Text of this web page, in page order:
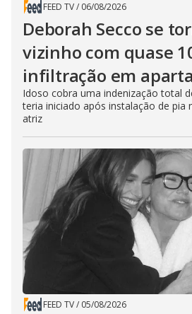
FEED TV/ 06/08/2026
Deborah Secco se
vizinho com quase
infiltração em
Idoso cobra uma indenização total
teria iniciado após instalação de pia
atriz
FEED TV/ 05/08/2026